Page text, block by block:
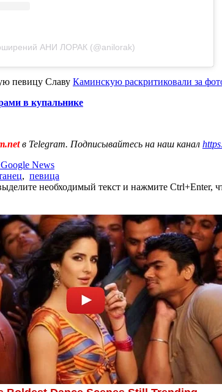
АНИ ЛОРАК (@anilorak)
певицу Славу Каминскую раскритиковали за
в купальнике
в Telegram. Подписывайтесь на наш канал
News
, певица
необходимый текст и нажмите Ctrl+Enter,